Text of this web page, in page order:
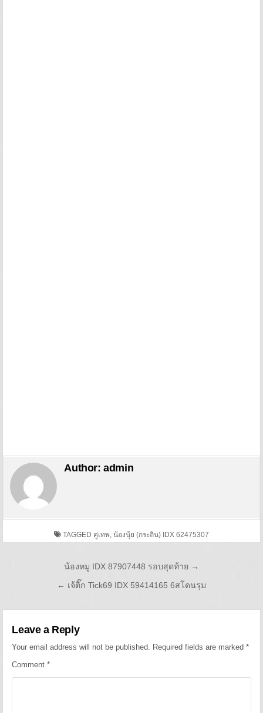
Author:admin
TAGGED คู่เทพ, น้องนุ้ย (กระถิน) IDX 62475307
Post navigation
น้องหมู IDX 87907448 รอบสุดท้าย →
← เจ้ติ๊ก Tick69 IDX 59414165 6สโดนรุม
Leave a Reply
Your email address will not be published. Required fields are marked*
Comment*